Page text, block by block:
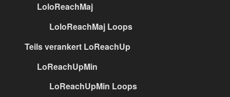
LoloReachMaj
LoloReachMaj Loops
Teils verankert LoReachUp
LoReachUpMin
LoReachUpMin Loops